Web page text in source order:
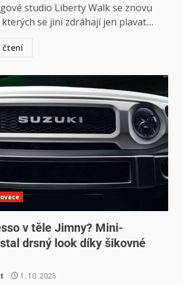
studio Liberty Walk se znovu
se jiní zdráhají jen plavat....
čtení
v těle Jimny? Mini-
drsný look díky šikovné
1. 10. 2025